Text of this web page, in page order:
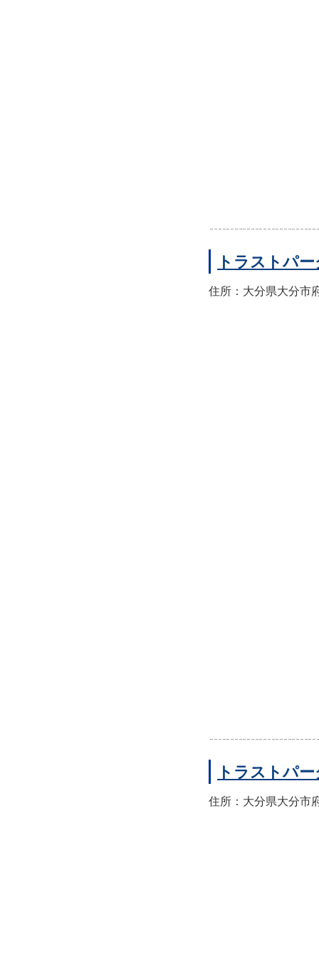
トラストパ
住所：大分県大分市
トラストパ
住所：大分県大分市